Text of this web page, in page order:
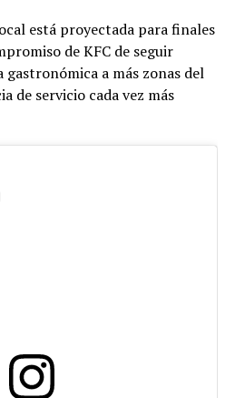
está proyectada para finales
de KFC de seguir
a más zonas del
de servicio cada vez más